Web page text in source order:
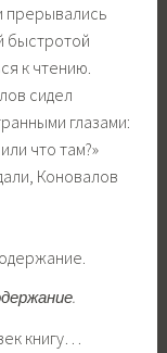
прерывались
быстротой
к чтению.
сидел
глазами:
что там?»
Коновалов
книгу…